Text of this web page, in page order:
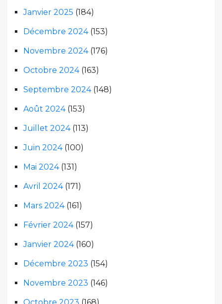
Janvier 2025 (184)
Décembre 2024(153)
Novembre 2024(176)
Octobre 2024(163)
Septembre 2024(148)
Août 2024(153)
Juillet 2024(113)
Juin 2024(100)
Mai 2024(131)
Avril 2024(171)
Mars 2024(161)
Février 2024(157)
Janvier 2024(160)
Décembre 2023 (154)
Novembre 2023 (146)